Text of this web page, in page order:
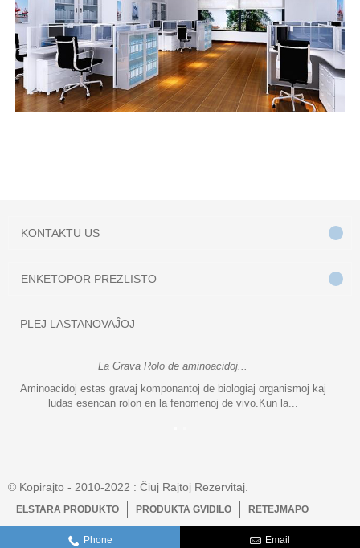
KONTAKTU US
ENKETOPOR PREZLISTO
PLEJ LASTANOVAĴOJ
La Grava Rolo de aminoacidoj...
Aminoacidoj estas gravaj komponantoj de biologiaj organismoj kaj
ludas esencan rolon en la fenomenoj de vivo.Kun la...
© Kopirajto - 2010-2022 : Ĉiuj Rajtoj Rezervitaj.
ELSTARA PRODUKTO PRODUKTA GVIDILO RETEJMAPO